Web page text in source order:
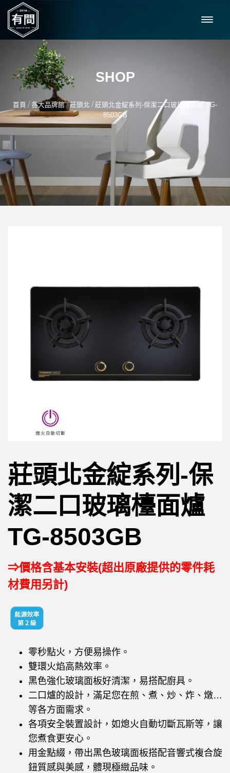
SHOP
首頁 / 各大品牌館/莊頭北 / 莊頭北金綻系列-保潔二口玻璃檯面爐 TG-
8503GB
莊頭北金綻系列-保
潔二口玻璃檯面爐
TG-8503GB
⇒價格含基本安裝(超出原廠提供的零件耗
材費用另計)
零秒點火，方便易操作。
雙環火焰高熱效率。
黑色強化玻璃面板好清潔，易搭配廚具。
二口爐的設計，滿足您在煎、煮、炒、炸、燉…
等各方面需求。
各項安全裝置設計，如熄火自動切斷瓦斯等，讓
您煮食更安心。
用金點綴，帶出黑色玻璃面板搭配音響式複合旋
鈕質感與美感，體現極緻品味。